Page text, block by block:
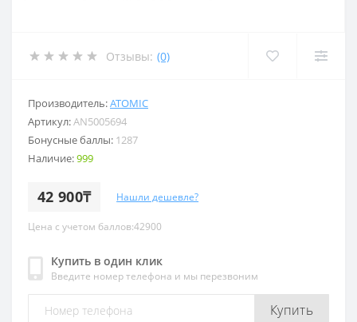
Отзывы: (0)
Производитель:ATOMIC
Артикул:AN5005694
Бонусные баллы: 1287
Наличие:999
42 900₸ Нашли дешевле?
Цена с учетом баллов:42900
Купить в один клик
Введите номер телефона и мы перезвоним
Купить